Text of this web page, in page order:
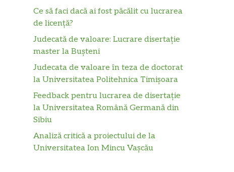
Ce să faci dacă ai fost păcălit cu lucrarea
de licență?
Judecată de valoare: Lucrare disertație
master la Bușteni
Judecata de valoare în teza de doctorat
la Universitatea Politehnica Timișoara
Feedback pentru lucrarea de disertație
la Universitatea Română Germană din
Sibiu
Analiză critică a proiectului de la
Universitatea Ion Mincu Vașcău